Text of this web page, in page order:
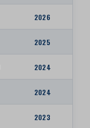
2026
2025
2024
2024
2023